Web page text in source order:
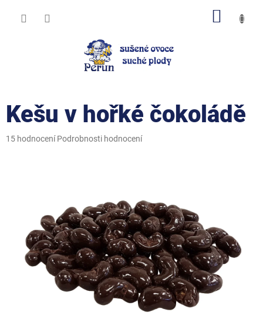
Kešu v hořké čokoládě
Průměrné
hvězdiček.
15 hodnocení Podrobnosti hodnocení